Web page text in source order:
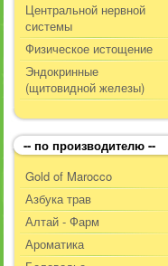
Центральной нервной
системы
Физическое истощение
Эндокринные
(щитовидной железы)
-- по производителю --
Gold of Marocco
Азбука трав
Алтай - Фарм
Ароматика